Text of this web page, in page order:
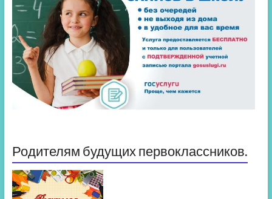
Родителям будущих первоклассников.